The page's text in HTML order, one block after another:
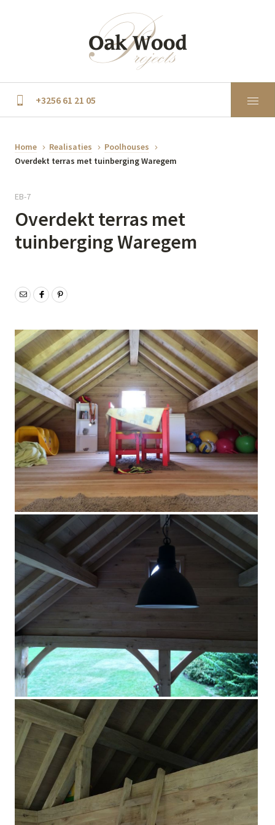
+3256 61 21 05
Home Realisaties
Poolhouses
Overdekt terras met tuinberging Waregem
EB-7
Overdekt terras met
tuinberging Waregem